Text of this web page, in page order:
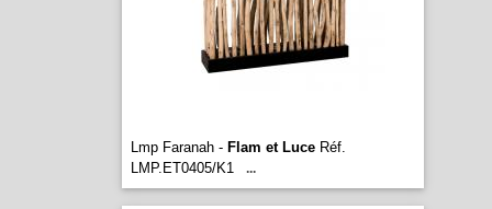
Lmp Faranah - Flam et LuceRéf.
LMP.ET0405/K1
...